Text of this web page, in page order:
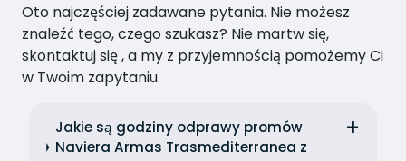
Oto najczęściej zadawane pytania. Nie możesz
znaleźć tego, czego szukasz? Nie martw się,
skontaktuj się , a my z przyjemnością pomożemy Ci
w Twoim zapytaniu.
Jakie są godziny odprawy promów
Naviera Armas Trasmediterranea z